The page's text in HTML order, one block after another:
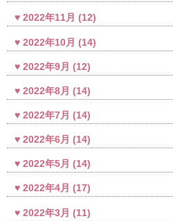
2022年11月 (12)
2022年10月 (14)
2022年9月 (12)
2022年8月 (14)
2022年7月 (14)
2022年6月 (14)
2022年5月 (14)
2022年4月 (17)
2022年3月 (11)